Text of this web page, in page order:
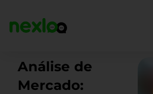
para
Análise de
Mercado: